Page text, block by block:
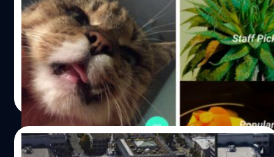
สำหรับใครที่ยังไม่รู้จัก **Seene** มันคือแอพแชร์ภาพถ่ายใน
รูปแบบ 3 มิติ ที่คุณจะจับมันหมุนซ้าย หมุนขวา หรือพลิกบนวน
ลงล่างก็ได้ ซึ่งหลังจากปล่อยให้ชาว iOS ได้ใช้กันไปเป็นปี วันนี้
แอพแชร์ภาพสุดล้ำก็มาสู่ Google Play แล้วจ้า
Taroangtoang| 4207 days ago
Read More
13/12/2014